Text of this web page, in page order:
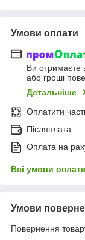
Умови оплати
Ви отримаєте
або гроші
Детальніше
Оплатити
Післяплата
Оплата на
Всі умови оплати
Умови
Повернення